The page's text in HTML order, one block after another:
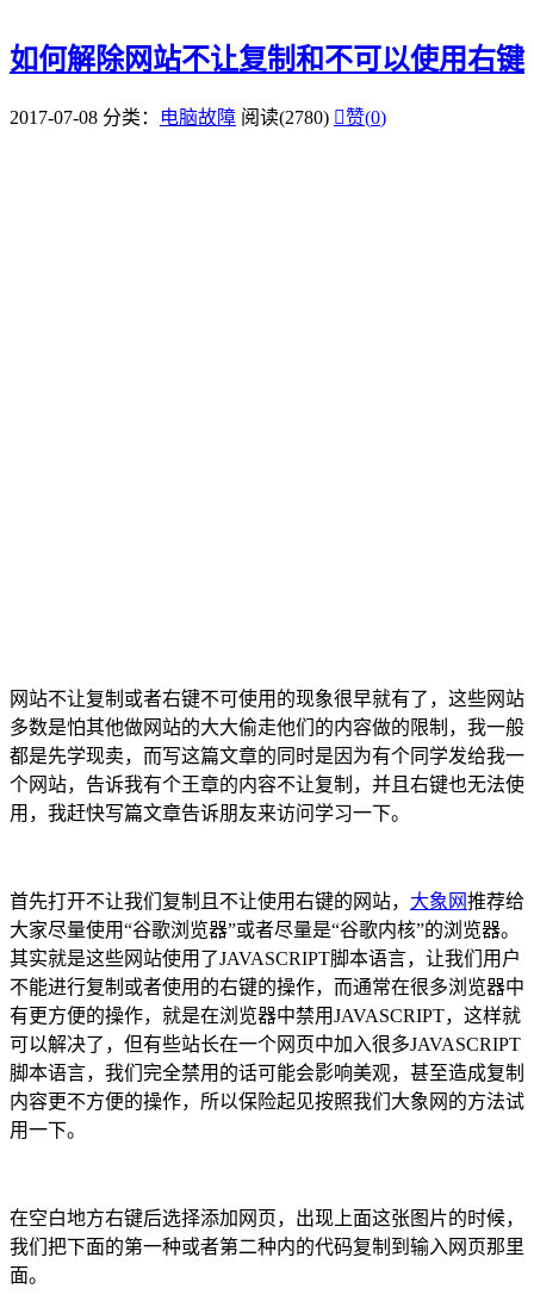
如何解除网站不让复制和不可以使用右键
2017-07-08 分类： 电脑故障 阅读(2780) 赞(0)
网站不让复制或者右键不可使用的现象很早就有了，这些网站
多数是怕其他做网站的大大偷走他们的内容做的限制，我一般
都是先学现卖，而写这篇文章的同时是因为有个同学发给我一
个网站，告诉我有个王章的内容不让复制，并且右键也无法使
用，我赶快写篇文章告诉朋友来访问学习一下。
首先打开不让我们复制且不让使用右键的网站， 大象网推荐给
大家尽量使用“谷歌浏览器”或者尽量是“谷歌内核”的浏览器。
其实就是这些网站使用了JAVASCRIPT脚本语言，让我们用户
不能进行复制或者使用的右键的操作，而通常在很多浏览器中
有更方便的操作，就是在浏览器中禁用JAVASCRIPT，这样就
可以解决了，但有些站长在一个网页中加入很多JAVASCRIPT
脚本语言，我们完全禁用的话可能会影响美观，甚至造成复制
内容更不方便的操作，所以保险起见按照我们大象网的方法试
用一下。
在空白地方右键后选择添加网页，出现上面这张图片的时候，
我们把下面的第一种或者第二种内的代码复制到输入网页那里
面。